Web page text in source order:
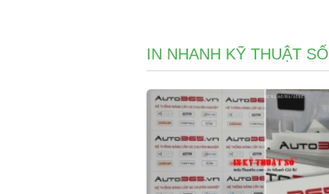
IN NHANH KỸ THUẬT SỐ